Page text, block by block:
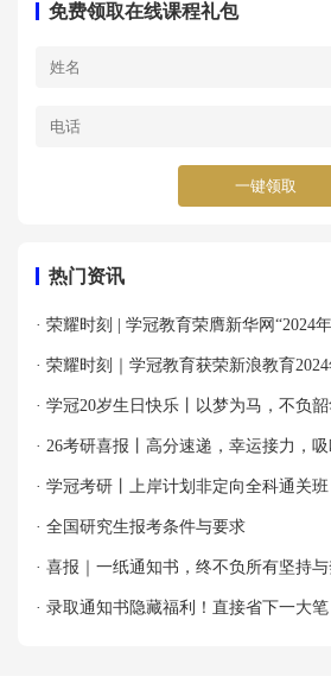
免费领取在线课程礼包
一键领取
热门资讯
· 荣耀时刻 | 学冠教育荣膺新华网“2024
优秀案例”殊荣！
· 荣耀时刻｜学冠教育获荣新浪教育
牌！
· 学冠20岁生日快乐丨以梦为马，不负韶
· 26考研喜报丨高分速递，幸运接力，吸
· 学冠考研丨上岸计划非定向全科通关班
· 全国研究生报考条件与要求
· 喜报｜一纸通知书，终不负所有坚持与
· 录取通知书隐藏福利！直接省下一大笔